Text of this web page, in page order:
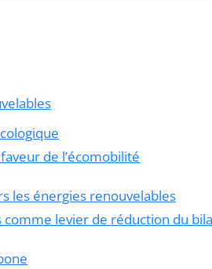
faveur de l’écomobilité
les énergies renouvelables
levier de réduction du